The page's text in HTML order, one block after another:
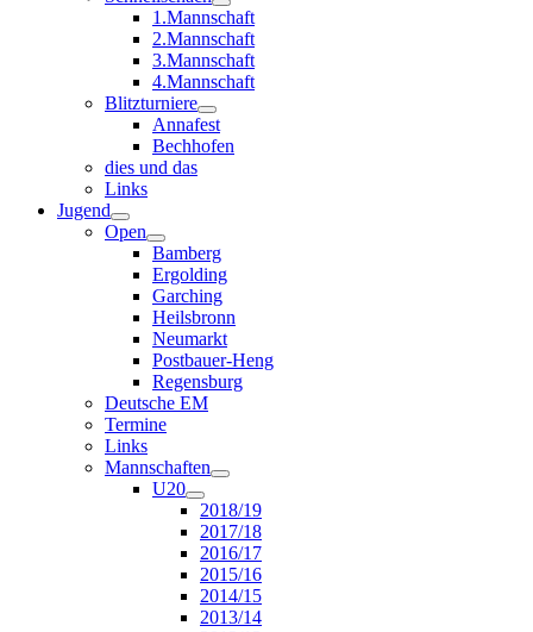
1.Mannschaft
2.Mannschaft
3.Mannschaft
4.Mannschaft
Blitzturniere
Annafest
Bechhofen
dies und das
Links
Jugend
Open
Bamberg
Ergolding
Garching
Heilsbronn
Neumarkt
Postbauer-Heng
Regensburg
Deutsche EM
Termine
Links
Mannschaften
U20
2018/19
2017/18
2016/17
2015/16
2014/15
2013/14